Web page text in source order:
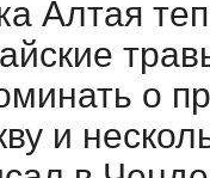
Алтая
о
и